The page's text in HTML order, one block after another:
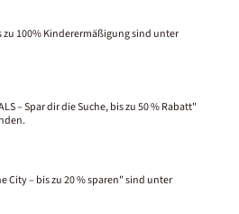
100% Kinderermäßigung sind unter
– Spar dir die Suche, bis zu 50 % Rabatt"
City – bis zu 20 % sparen" sind unter